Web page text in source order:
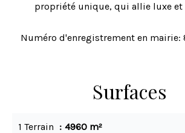
propriété unique, qui allie luxe
Numéro d'enregistrement en mairie:
Surfaces
1 Terrain 4960 m²